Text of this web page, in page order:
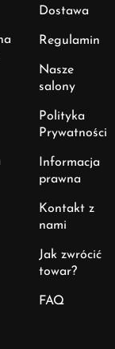
Dostawa
Regulamin
Nasze
salony
Polityka
Prywatności
Informacja
prawna
Kontakt z
nami
Jak zwrócić
towar?
FAQ